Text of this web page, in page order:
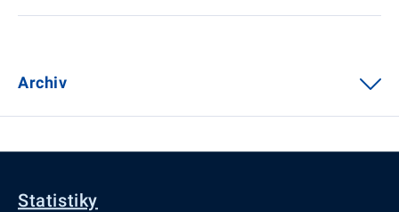
Archiv
Statistiky